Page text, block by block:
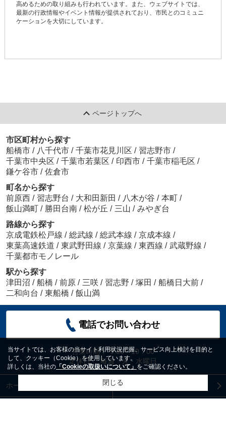
高めるための取り組みも行われています。また、ウェブサイトでは、
最新の行政情報やイベント情報が提供されており、市民とのコミュニ
ケーションを大切にしています。
ページトップへ
市区町村から探す
船橋市 / 八千代市 / 千葉市花見川区 / 習志野市 /
千葉市中央区 / 千葉市若葉区 / 印西市 / 千葉市稲毛区 /
鎌ケ谷市 / 佐倉市
町名から探す
前原西 / 習志野台 / 大和田新田 / 八木が谷 / 本町 /
飯山満町 / 勝田台南 / 松が丘 / 三山 / みやぎ台
路線から探す
京成電鉄松戸線 / 総武線 / 総武本線 / 京成本線 /
東葉高速鉄道 / 東武野田線 / 京葉線 / 東西線 / 武蔵野線 /
千葉都市モノレール
駅から探す
津田沼 / 船橋 / 前原 / 三咲 / 習志野 / 塚田 / 船橋日大前 /
二和向台 / 東船橋 / 飯山満
電話でお問い合わせ
営業時間： 9:30～19：00
定休日： 毎週 火・水曜日
ホーム 会社概要
当サイトでは、お客様の当サイト利用状況把握、サービス向上検討を目的と
して、クッキー（Cookie）を使用しています。
詳しくは、当社の 「Cookieの取扱いについて」 をご確認ください。
閉じる